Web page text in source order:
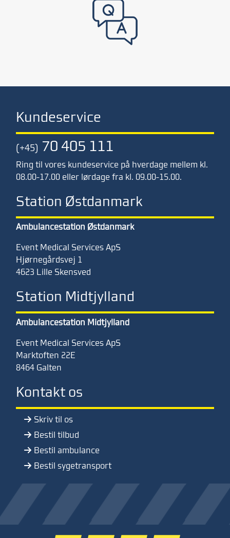
Kundeservice
(+45) 70 405 111
Ring til vores kundeservice på hverdage mellem kl.
08.00-17.00 eller lørdage fra kl. 09.00-15.00.
Station Østdanmark
Ambulancestation Østdanmark
Event Medical Services ApS
Hjørnegårdsvej 1
4623 Lille Skensved
Station Midtjylland
Ambulancestation Midtjylland
Event Medical Services ApS
Marktoften 22E
8464 Galten
Kontakt os
Skriv til os
Bestil tilbud
Bestil ambulance
Bestil sygetransport